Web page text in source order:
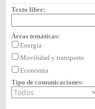
Texto libre:
Áreas temáticas:
Energía
Movilidad y transporte
Economía
Tipo de comunicaciones: